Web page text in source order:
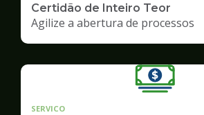
Certidão de Inteiro Teor
Agilize a abertura de processos
SERVICO